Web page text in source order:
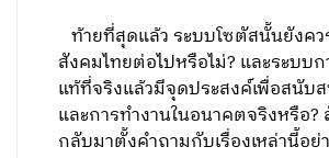
ท้ายที่สุดแล้ว ระบบโซตัสนั้นยังคว
สังคมไทยต่อไปหรือไม่? และระบบ
แท้ที่จริงแล้วมีจุดประสงค์เพื่อสนับ
และการทำงานในอนาคตจริงหรือ?
กลับมาตั้งคำถามกับเรื่องเหล่านี้อย่